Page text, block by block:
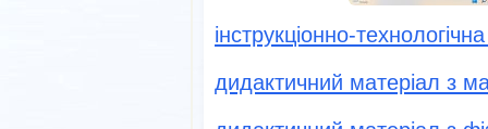
інструкціонно-
дидактичний матеріал з